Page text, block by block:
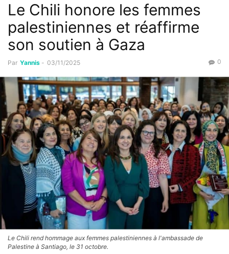
Le Chili honore les femmes
palestiniennes et réaffirme
son soutien à Gaza
Par Yannis - 03/11/2025 0
Le Chili rend hommage aux femmes palestiniennes à l'ambassade de
Palestine à Santiago, le 31 octobre.